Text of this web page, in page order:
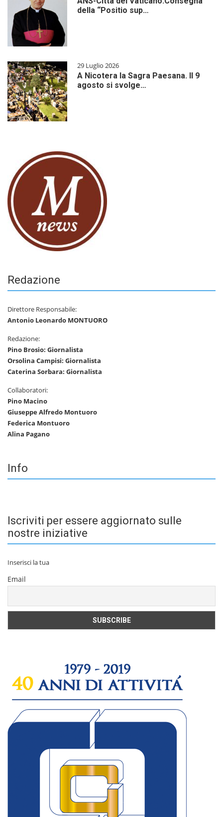
della “Positio sup…
29 Luglio 2026
A Nicotera la Sagra Paesana. Il 9
agosto si svolge…
Redazione
Direttore Responsabile:
Antonio Leonardo MONTUORO
Redazione:
Pino Brosio: Giornalista
Orsolina Campisi: Giornalista
Caterina Sorbara: Giornalista
Collaboratori:
Pino Macino
Giuseppe Alfredo Montuoro
Federica Montuoro
Alina Pagano
Info
Iscriviti per essere aggiornato sulle
nostre iniziative
Inserisci la tua
Email